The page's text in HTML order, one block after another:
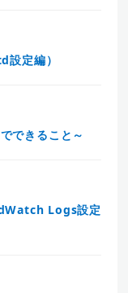
定編）
きること～
Logs設定